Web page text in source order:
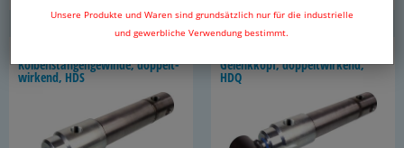
Unsere Produkte und Waren sind grundsätzlich nur für die industrielle
und gewerbliche Verwendung bestimmt.
Kol­ben­stan­gen­ge­win­de, dop­pelt­
wir­kend, HDS
Ge­lenk­kopf, dop­pelt­wir­kend,
HDQ